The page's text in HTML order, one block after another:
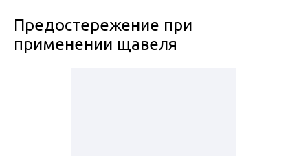
Предостережение при
применении щавеля